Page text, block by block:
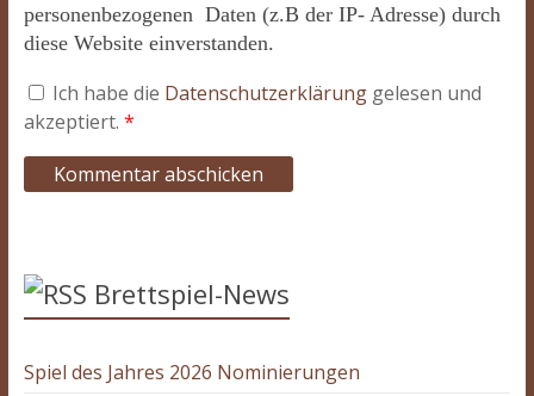
personenbezogenen Daten (z.B der IP- Adresse) durch
diese Website einverstanden.
Ich habe die Datenschutzerklärung gelesen und
akzeptiert. *
Brettspiel-News
Spiel des Jahres 2026 Nominierungen